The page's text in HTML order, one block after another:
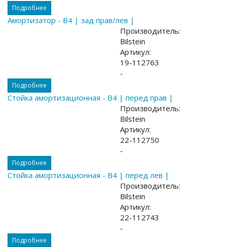
Подробнее
Амортизатор - B4 | зад прав/лев |
Производитель:
Bilstein
Артикул:
19-112763
-
Подробнее
Стойка амортизационная - B4 | перед прав |
Производитель:
Bilstein
Артикул:
22-112750
-
Подробнее
Стойка амортизационная - B4 | перед лев |
Производитель:
Bilstein
Артикул:
22-112743
-
Подробнее